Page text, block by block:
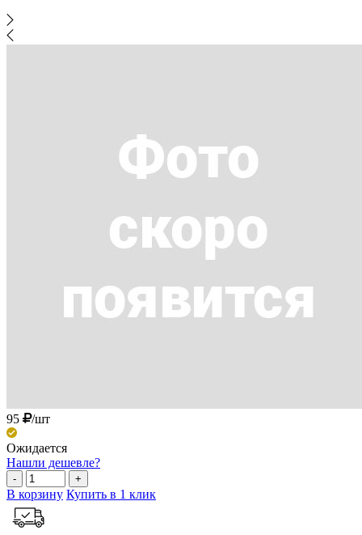
95 /шт
Ожидается
Нашли дешевле?
- +
В корзину Купить в 1 клик